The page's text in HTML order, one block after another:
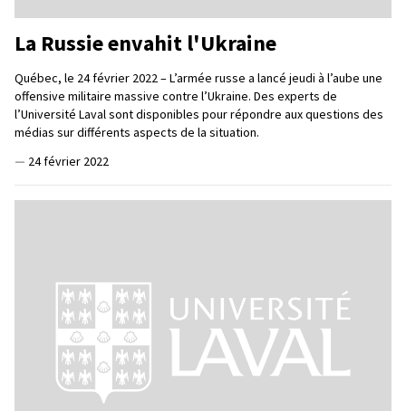
La Russie envahit l'Ukraine
Québec, le 24 février 2022 – L’armée russe a lancé jeudi à l’aube une
offensive militaire massive contre l’Ukraine. Des experts de
l’Université Laval sont disponibles pour répondre aux questions des
médias sur différents aspects de la situation.
— 24 février 2022